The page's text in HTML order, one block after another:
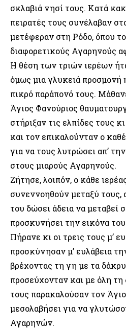
σκλαβιά νησί τους. Κατά
πειρατές τους συνέλαβαν
μετέφεραν στη Ρόδο, όπου
διαφορετικούς Αγαρηνούς
Η θέση των τριών ιερέων
όμως μια γλυκειά προσμονή
πικρό παράπονό τους.
Άγιος Φανούριος
στήριξαν τις ελπίδες τους
και τον επικαλούνταν ο
για να τους λυτρώσει απ’
στους μιαρούς Αγαρηνούς.
Ζήτησε, λοιπόν, ο κάθε
συνεννοηθούν μεταξύ τους,
του δώσει άδεια να μεταβεί
προσκυνήσει την εικόνα
Πήρανε κι οι τρεις τους μ’
προσκύνησαν μ’ ευλάβεια
βρέχοντας τη γη με τα
προσεύχονταν και με όλη
τους παρακαλούσαν τον
μεσολαβήσει για να
Αγαρηνών.